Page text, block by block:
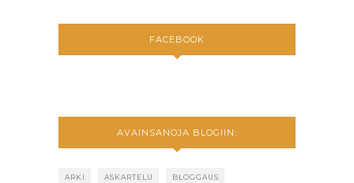
FACEBOOK
AVAINSANOJA BLOGIIN:
ARKI ASKARTELU BLOGGAUS